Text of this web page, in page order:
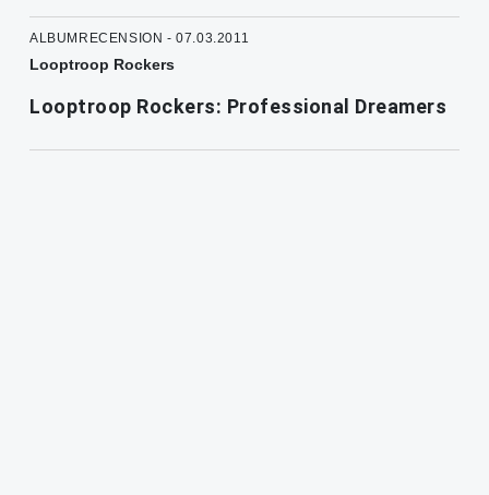
ALBUMRECENSION - 07.03.2011
Looptroop Rockers
Looptroop Rockers: Professional Dreamers